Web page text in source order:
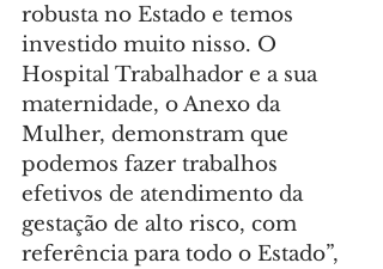
robusta no Estado e temos
investido muito nisso. O
Hospital Trabalhador e a sua
maternidade, o Anexo da
Mulher, demonstram que
podemos fazer trabalhos
efetivos de atendimento da
gestação de alto risco, com
referência para todo o Estado”,